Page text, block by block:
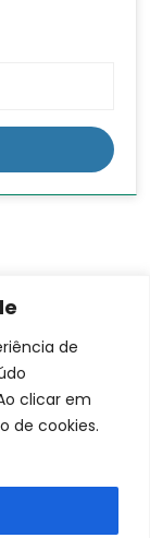
de
clicar em
de cookies.
LGPD